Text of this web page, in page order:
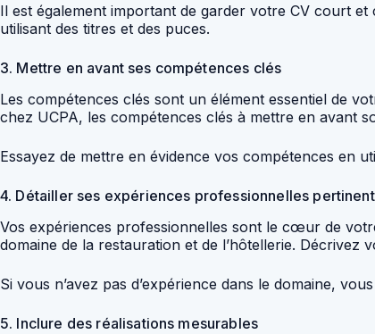
Il est également important de garder votre CV court
utilisant des titres et des puces.
3. Mettre en avant ses compétences clés
Les compétences clés sont un élément essentiel de
chez UCPA, les compétences clés à mettre en avant
Essayez de mettre en évidence vos compétences en
4. Détailler ses expériences professionnelles
Vos expériences professionnelles sont le cœur de
domaine de la restauration et de l’hôtellerie.
Si vous n’avez pas d’expérience dans le domaine,
5. Inclure des réalisations mesurables